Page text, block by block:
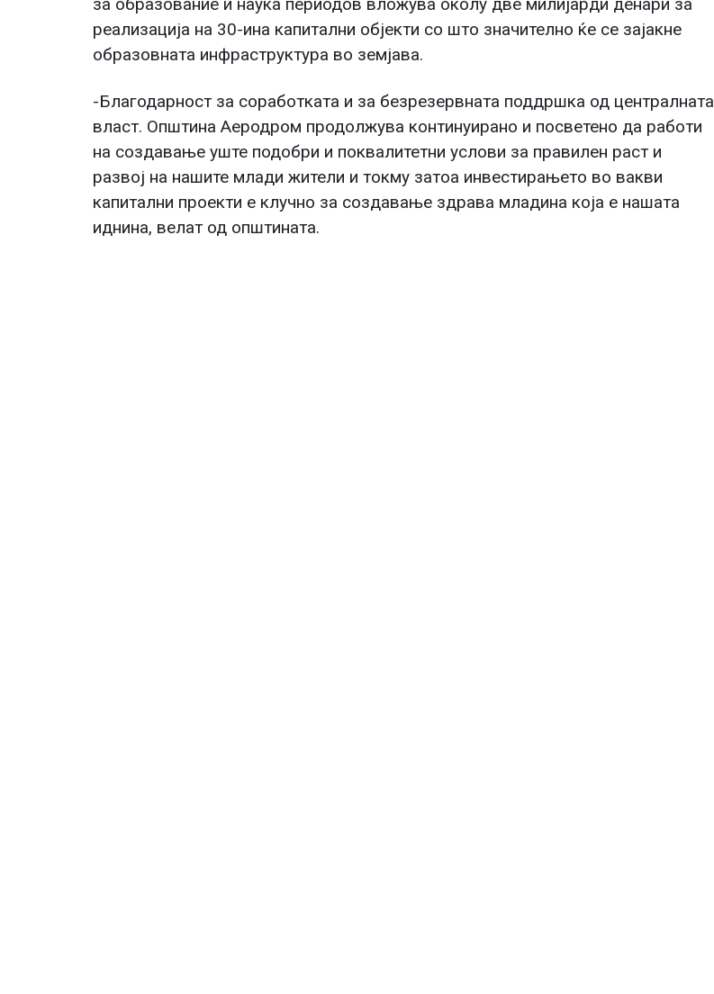
реализација на 30-ина капитални објекти со што значително ќе се зајакне
образовната инфраструктура во земјава.
-Благодарност за соработката и за безрезервната поддршка од централната
власт. Општина Аеродром продолжува континуирано и посветено да работи
на создавање уште подобри и поквалитетни услови за правилен раст и
развој на нашите млади жители и токму затоа инвестирањето во вакви
капитални проекти е клучно за создавање здрава младина која е нашата
иднина, велат од општината.